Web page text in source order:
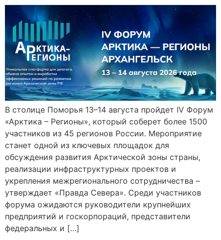
В столице Поморья 13–14 августа пройдет IV Форум
«Арктика – Регионы», который соберет более 1500
участников из 45 регионов России. Мероприятие
станет одной из ключевых площадок для
обсуждения развития Арктической зоны страны,
реализации инфраструктурных проектов и
укрепления межрегионального сотрудничества –
утверждает «Правда Севера». Среди участников
форума ожидаются руководители крупнейших
предприятий и госкорпораций, представители
федеральных и […]